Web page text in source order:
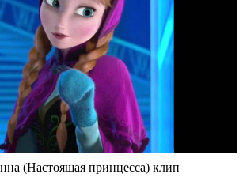
(Настоящая принцесса) клип